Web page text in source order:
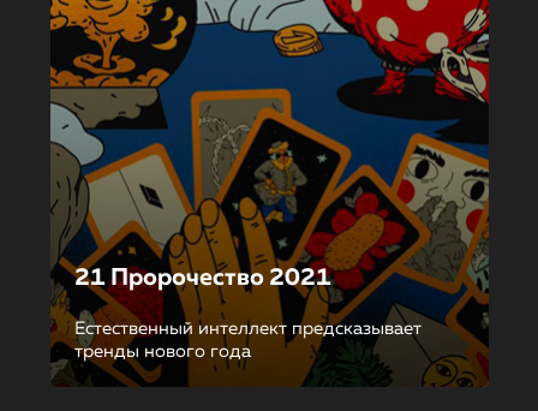
21 Пророчество 2021
Естественный интеллект предсказывает
тренды нового года